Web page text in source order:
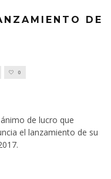
DE
0
de lucro que
el lanzamiento de su